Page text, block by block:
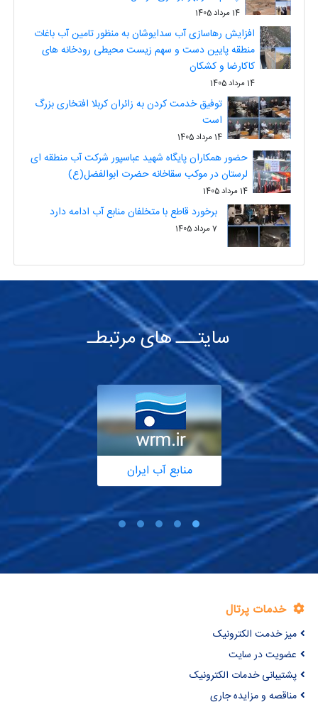
14 مرداد 1405
افزایش رهاسازی آب سدایوشان به منظور تامین آب باغات
منطقه پایین دست و سهم زیست محیطی رودخانه های
کاکارضا و کشکان
14 مرداد 1405
توفیق خدمت کردن به زائران کربلا افتخاری بزرگ
است
14 مرداد 1405
حضور همکاران پایگاه شهید عباسپور شرکت آب منطقه ای
لرستان در موکب سقاخانه حضرت ابوالفضل(ع)
14 مرداد 1405
برخورد قاطع با متخلفان منابع آب ادامه دارد
7 مرداد 1405
سایتـــ های مرتبطـ
منابع آب ایران
خدمات پرتال
میز خدمت الکترونیک
عضویت در سایت
پشتیبانی خدمات الکترونیک
مناقصه و مزایده جاری